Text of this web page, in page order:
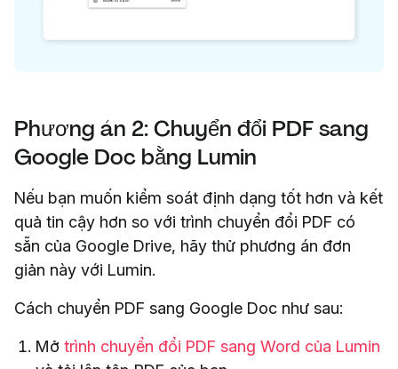
Phương án 2: Chuyển đổi PDF sang
Google Doc bằng Lumin
Nếu bạn muốn kiểm soát định dạng tốt hơn và kết
quả tin cậy hơn so với trình chuyển đổi PDF có
sẵn của Google Drive, hãy thử phương án đơn
giản này với Lumin.
Cách chuyển PDF sang Google Doc như sau:
Mở trình chuyển đổi PDF sang Word của Lumin